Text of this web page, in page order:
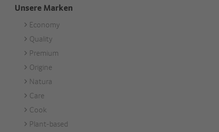
Unsere Marken
Footer
Unsere
Marken
Economy
Quality
Premium
Origine
Natura
Care
Cook
Plant-based